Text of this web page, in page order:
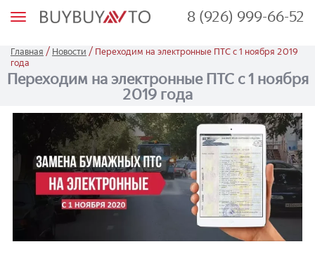
М
ю
8 (926) 999-66-52
Главная / Новости / Переходим на электронные ПТС с 1 ноября 2019
года
Переходим на электронные ПТС с 1 ноября
2019 года